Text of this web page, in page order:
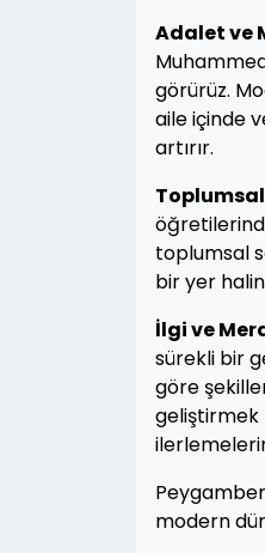
Adalet ve
görürüz.
aile içinde
artırır.
toplumsal
bir yer
İlgi ve
sürekli bir
göre
geliştirmek
modern